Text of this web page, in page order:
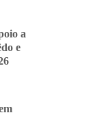
a
e